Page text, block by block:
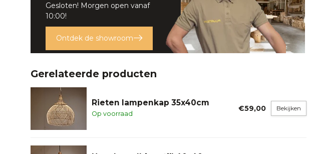
Gesloten! Morgen open vanaf
10:00!
Ontdek de showroom
Gerelateerde producten
Rieten lampenkap 35x40cm
Op voorraad
€59,00 Bekijken